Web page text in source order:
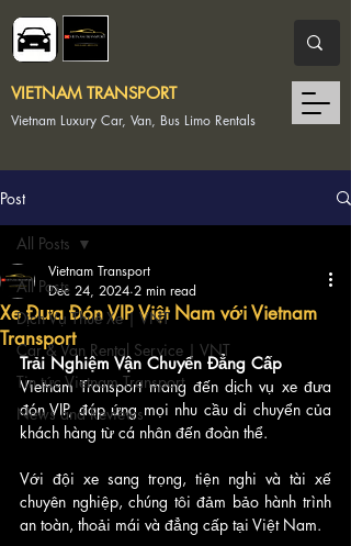
Vietnam Luxury Car, Van, Bus Limo Rentals
VIETNAM TRANSPORT
Post
All Posts
Dịch Vụ Thuê Xe | VNT
Car & Van Rental Service | VNT
Tin tức Vietnam Transport
News and Reviews
All Posts
Xe Đưa Đón VIP Việt Nam với Vietnam
Transport
Vietnam Transport
Dec 24, 2024 2 min read
Trải Nghiệm Vận Chuyển Đẳng Cấp
Vietnam Transport mang đến dịch vụ xe đưa
đón VIP, đáp ứng mọi nhu cầu di chuyển của
khách hàng từ cá nhân đến đoàn thể.
Với đội xe sang trọng, tiện nghi và tài xế
chuyên nghiệp, chúng tôi đảm bảo hành trình
an toàn, thoải mái và đẳng cấp tại Việt Nam.